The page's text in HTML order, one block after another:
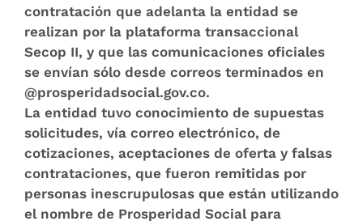
contratación que adelanta la entidad se
realizan por la plataforma transaccional
Secop II, y que las comunicaciones oficiales
se envían sólo desde correos terminados en
@prosperidadsocial.gov.co.
La entidad tuvo conocimiento de supuestas
solicitudes, vía correo electrónico, de
cotizaciones, aceptaciones de oferta y falsas
contrataciones, que fueron remitidas por
personas inescrupulosas que están utilizando
el nombre de Prosperidad Social para